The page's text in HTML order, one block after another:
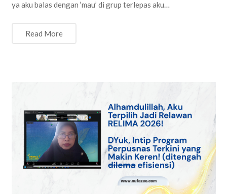
ya aku balas dengan ‘mau’ di grup terlepas aku…
Read More